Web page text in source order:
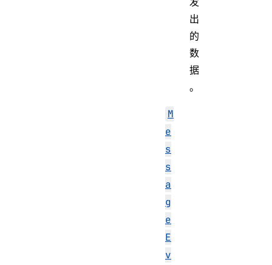
出
的
数
据
。
M
e
s
s
a
g
e
E
v